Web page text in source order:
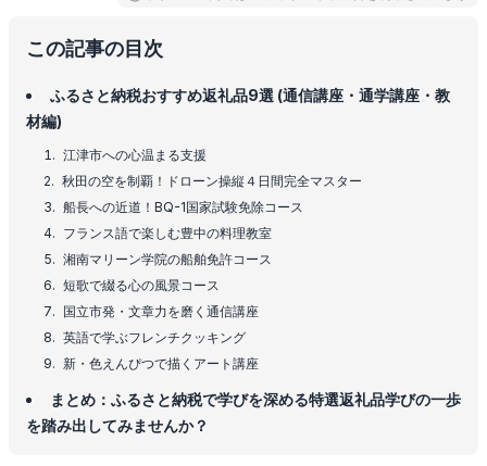
この記事の目次
ふるさと納税おすすめ返礼品9選 (通信講座・通学講座・教
材編)
江津市への心温まる支援
秋田の空を制覇！ドローン操縦４日間完全マスター
船長への近道！BQ-1国家試験免除コース
フランス語で楽しむ豊中の料理教室
湘南マリーン学院の船舶免許コース
短歌で綴る心の風景コース
国立市発・文章力を磨く通信講座
英語で学ぶフレンチクッキング
新・色えんぴつで描くアート講座
まとめ：ふるさと納税で学びを深める特選返礼品学びの一歩
を踏み出してみませんか？